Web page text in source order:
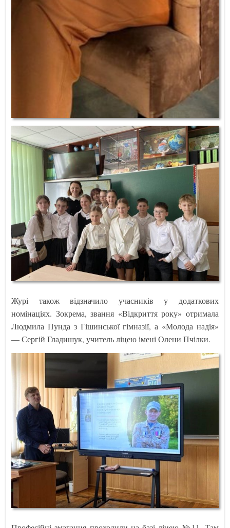
Журі також відзначило учасників у додаткових
номінаціях. Зокрема, звання «Відкриття року» отримала
Людмила Пунда з Гішинської гімназії, а «Молода надія»
— Сергій Гладишук, учитель ліцею імені Олени Пчілки.